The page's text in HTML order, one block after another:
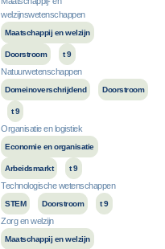
welzijnswetenschappen
Maatschappij en welzijn
Doorstroom t 9
Natuurwetenschappen
Domeinoverschrijdend Doorstroom
t 9
Organisatie en logistiek
Economie en organisatie
Arbeidsmarkt t 9
Technologische wetenschappen
STEM Doorstroom t 9
Zorg en welzijn
Maatschappij en welzijn